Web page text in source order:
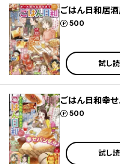
ごはん日和居
500
ポイント
試し
ごはん日和幸
500
ポイント
試し